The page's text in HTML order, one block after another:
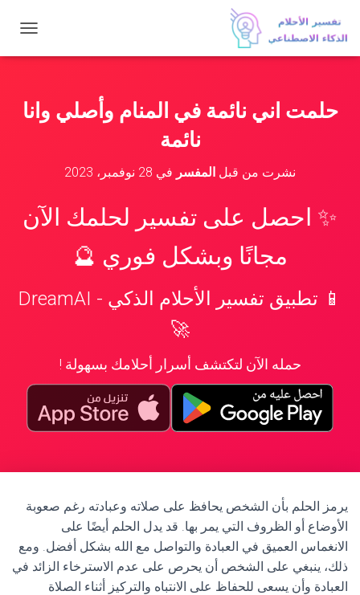
ب
ل
ا
حلمت اني نائمة في المنام وأصلي وانا
نائمة
نشرت من قبل المفسر في 28 نوفمبر، 2023
✨ احصل على تفسير لحلمك الآن
مجانًا وبشكل فوري 🔮
📱 تطبيق تفسير الأحلام الذكي - DreamAI
🚀
حمله الآن لتكتشف أسرار أحلامك بسهولة !
يرمز الحلم بأن الشخص يحافظ على صلاته وعبادته رغم صعوبة
الأوضاع أو الظروف التي يمر بها. قد يدل الحلم أيضًا على
الانغماس العميق في العبادة والتواصل مع الله بشكل أفضل. ومع
ذلك، ينبغي على الشخص أن يحرص على عدم الاسترخاء الزائد في
العبادة وأن يسعى للحفاظ على الانتباه والتركيز أثناء الصلاة